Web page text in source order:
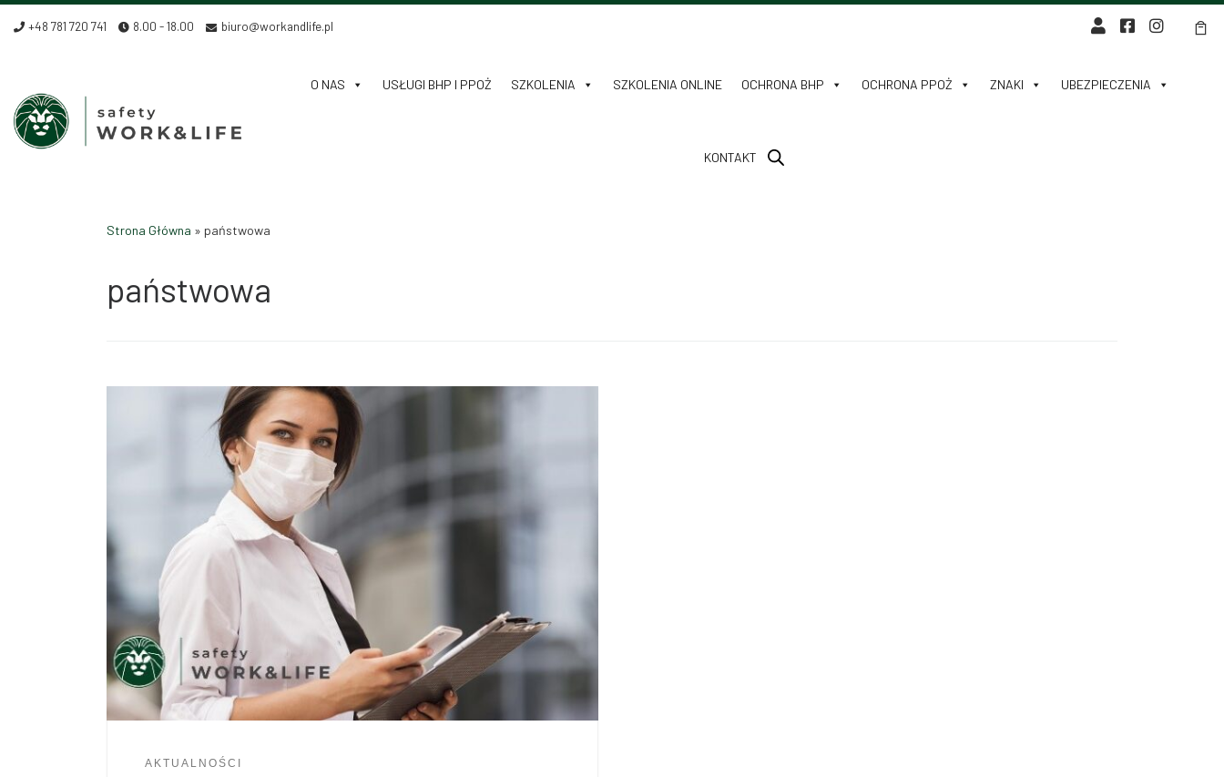
Skip to content
+48 781 720 741 8.00 - 18.00 biuro@workandlife.pl
O NAS USŁUGI BHP I PPOŻ SZKOLENIA SZKOLENIA ONLINE OCHRONA BHP OCHRONA PPOŻ ZNAKI UBEZPIECZENIA
KONTAKT
Strona Główna » państwowa
państwowa
AKTUALNOŚCI